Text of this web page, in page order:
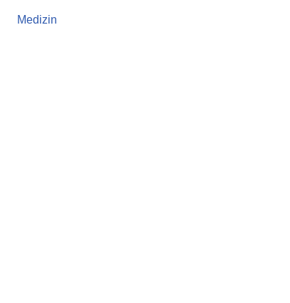
Medizin